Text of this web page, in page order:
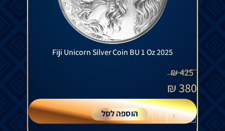
Fiji Unicorn Silver Coin BU 1 Oz 2025
425
₪
380
₪
-
+ הוספה לסל